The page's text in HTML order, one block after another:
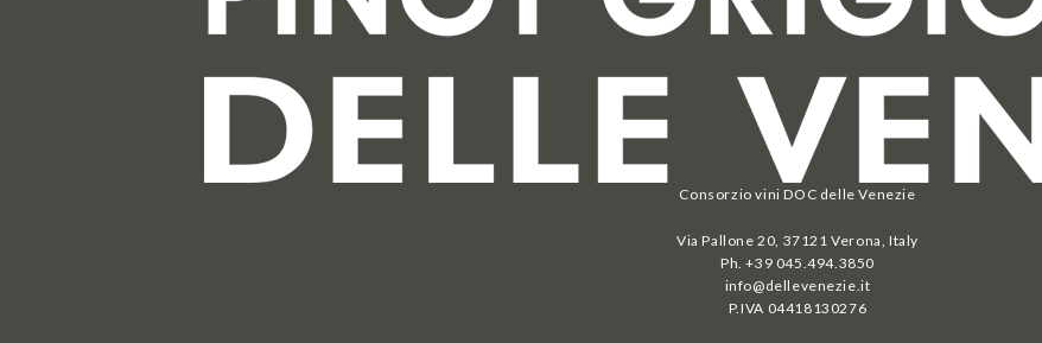
Consorzio vini DOC delle Venezie
Via Pallone 20, 37121 Verona, Italy
Ph. +39 045.494.3850
info@dellevenezie.it
P.IVA 04418130276